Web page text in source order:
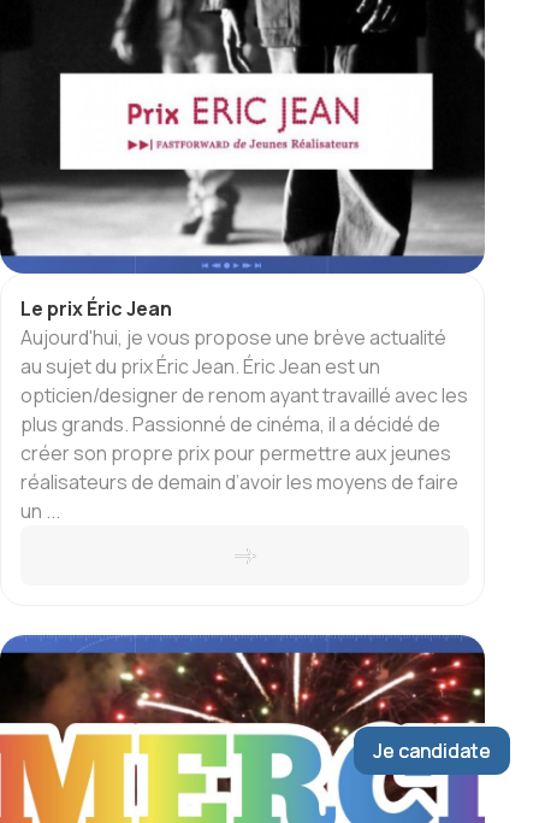
Le prix Éric Jean
Aujourd'hui, je vous propose une brève actualité
au sujet du prix Éric Jean. Éric Jean est un
opticien/designer de renom ayant travaillé avec les
plus grands. Passionné de cinéma, il a décidé de
créer son propre prix pour permettre aux jeunes
réalisateurs de demain d’avoir les moyens de faire
un ...
Je candidate
Je candidate